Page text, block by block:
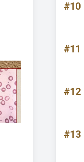
#10
#11
#12
#13